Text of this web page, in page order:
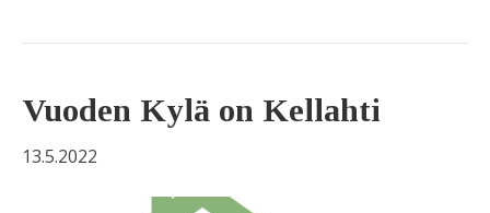
Vuoden Kylä on Kellahti
13.5.2022